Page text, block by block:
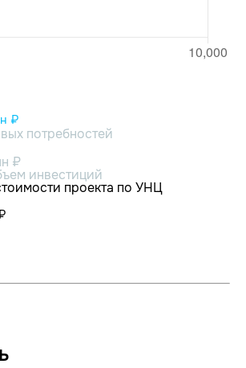
₽
потребностей
₽
инвестиций
проекта по УНЦ